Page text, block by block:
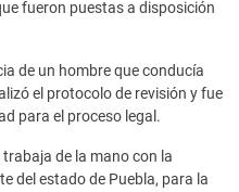
fueron puestas a disposición
de un hombre que conducía
el protocolo de revisión y fue
para el proceso legal.
de la mano con la
del estado de Puebla, para la